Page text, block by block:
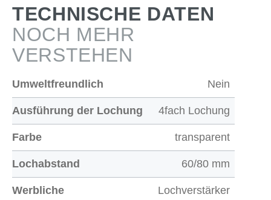
TECHNISCHE DATEN
NOCH MEHR
VERSTEHEN
Umweltfreundlich Nein
Ausführung der Lochung 4fach Lochung
Farbe transparent
Lochabstand 60/80 mm
Werbliche
Lochverstärker